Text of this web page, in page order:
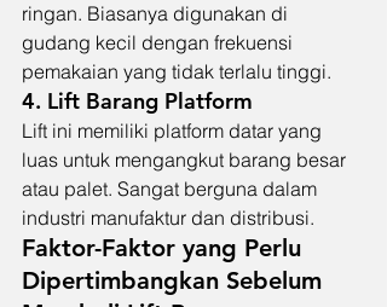
ringan. Biasanya digunakan di
gudang kecil dengan frekuensi
pemakaian yang tidak terlalu tinggi.
4. Lift Barang Platform
Lift ini memiliki platform datar yang
luas untuk mengangkut barang besar
atau palet. Sangat berguna dalam
industri manufaktur dan distribusi.
Faktor-Faktor yang Perlu
Dipertimbangkan Sebelum